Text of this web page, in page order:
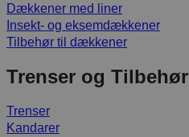
Dækkener med liner
Insekt- og eksemdækkener
Tilbehør til dækkener
Trenser og Tilbehør
Trenser
Kandarer